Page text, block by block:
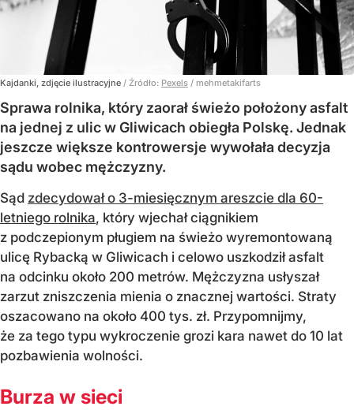
Kajdanki, zdjęcie ilustracyjne / Źródło: Pexels / mehmetakifarts
Sprawa rolnika, który zaorał świeżo położony asfalt
na jednej z ulic w Gliwicach obiegła Polskę. Jednak
jeszcze większe kontrowersje wywołała decyzja
sądu wobec mężczyzny.
Sąd zdecydował o 3-miesięcznym areszcie dla 60-
letniego rolnika, który wjechał ciągnikiem
z podczepionym pługiem na świeżo wyremontowaną
ulicę Rybacką w Gliwicach i celowo uszkodził asfalt
na odcinku około 200 metrów. Mężczyzna usłyszał
zarzut zniszczenia mienia o znacznej wartości. Straty
oszacowano na około 400 tys. zł. Przypomnijmy,
że za tego typu wykroczenie grozi kara nawet do 10 lat
pozbawienia wolności.
Burza w sieci